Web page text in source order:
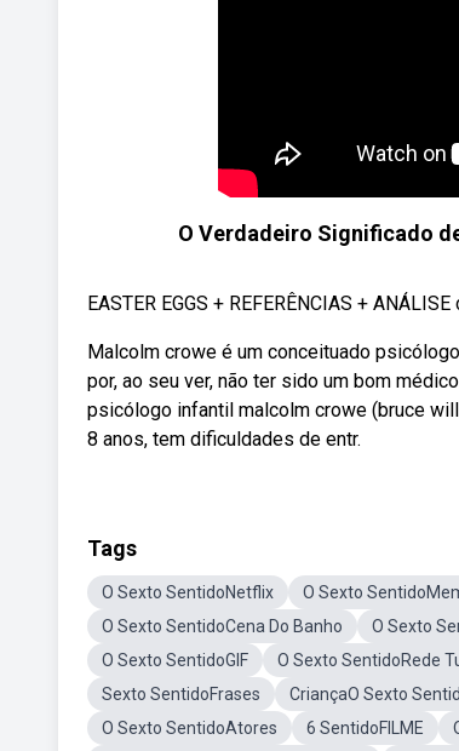
O Verdadeiro Significado
EASTER EGGS + REFERÊNCIAS +
Malcolm crowe é um conceituado
por, ao seu ver, não ter sido um bom
psicólogo infantil malcolm crowe (bruce
8 anos, tem dificuldades de entr.
Tags
O Sexto SentidoNetflix O Sexto
O Sexto SentidoCena Do Banho
O Sexto
O Sexto SentidoGIF
O Sexto SentidoRede
Sexto SentidoFrases
CriançaO Sexto
O Sexto SentidoAtores
6 SentidoFILME